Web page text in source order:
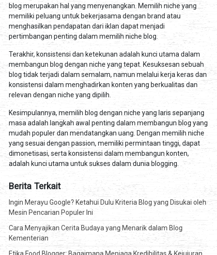
blog merupakan hal yang menyenangkan. Memilih niche yang
memiliki peluang untuk bekerjasama dengan brand atau
menghasilkan pendapatan dari iklan dapat menjadi
pertimbangan penting dalam memilih niche blog.
Terakhir, konsistensi dan ketekunan adalah kunci utama dalam
membangun blog dengan niche yang tepat. Kesuksesan sebuah
blog tidak terjadi dalam semalam, namun melalui kerja keras dan
konsistensi dalam menghadirkan konten yang berkualitas dan
relevan dengan niche yang dipilih.
Kesimpulannya, memilih blog dengan niche yang laris sepanjang
masa adalah langkah awal penting dalam membangun blog yang
mudah populer dan mendatangkan uang. Dengan memilih niche
yang sesuai dengan passion, memiliki permintaan tinggi, dapat
dimonetisasi, serta konsistensi dalam membangun konten,
adalah kunci utama untuk sukses dalam dunia blogging.
Berita Terkait
Ingin Merayu Google? Ketahui Dulu Kriteria Blog yang Disukai oleh
Mesin Pencarian Populer Ini
Cara Menyajikan Cerita Budaya yang Menarik dalam Blog
Kementerian
Etika Food Blogger: Bagaimana Menjaga Kredibilitas & Kejujuran